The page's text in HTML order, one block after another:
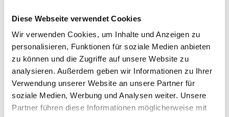
Diese Webseite verwendet Cookies
Wir verwenden Cookies, um Inhalte und Anzeigen zu
personalisieren, Funktionen für soziale Medien anbieten
zu können und die Zugriffe auf unsere Website zu
analysieren. Außerdem geben wir Informationen zu Ihrer
Verwendung unserer Website an unsere Partner für
soziale Medien, Werbung und Analysen weiter. Unsere
Partner führen diese Informationen möglicherweise mit
€ 28,40
€ 284,00/ Liter
St.
van Nahmen - Morellenfeuer